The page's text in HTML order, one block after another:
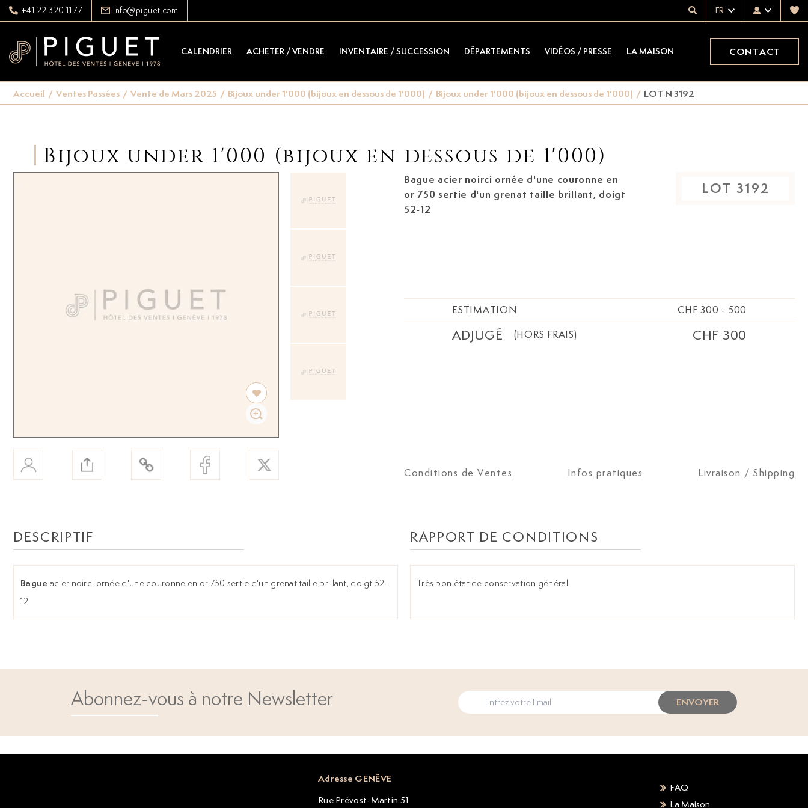
+41 22 320 11 77 info@piguet.com FR
CALENDRIER ACHETER / VENDRE INVENTAIRE / SUCCESSION DÉPARTEMENTS VIDÉOS / PRESSE LA MAISON CONTACT
Accueil / Ventes Passées / Vente de Mars 2025 / Bijoux under 1'000 (bijoux en dessous de 1'000) / Bijoux under 1'000 (bijoux en dessous de 1'000) / LOT N 3192
Bijoux under 1'000 (bijoux en dessous de 1'000)
Bague acier noirci ornée d'une couronne en
or 750 sertie d'un grenat taille brillant, doigt
52-12
LOT 3192
ESTIMATION CHF 300 - 500
ADJUGÉ (HORS FRAIS) CHF 300
Conditions de Ventes Infos pratiques Livraison / Shipping
DESCRIPTIF
Bague acier noirci ornée d'une couronne en or 750 sertie d'un grenat taille brillant, doigt 52-
12
RAPPORT DE CONDITIONS
Très bon état de conservation général.
Abonnez-vous à notre Newsletter ENVOYER
Adresse GENÈVE
Rue Prévost-Martin 51
FAQ
La Maison